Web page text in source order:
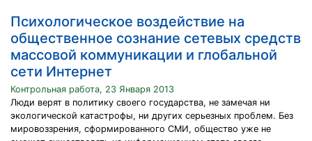
Психологическое воздействие на
общественное сознание сетевых средств
массовой коммуникации и глобальной
сети Интернет
Контрольная работа, 23 Января 2013
Люди верят в политику своего государства, не замечая ни
экологической катастрофы, ни других серьезных проблем. Без
мировоззрения, сформированного СМИ, общество уже не